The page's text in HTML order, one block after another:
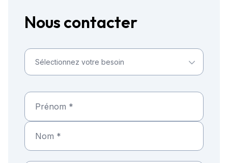
Nous contacter
Sélectionnez votre besoin